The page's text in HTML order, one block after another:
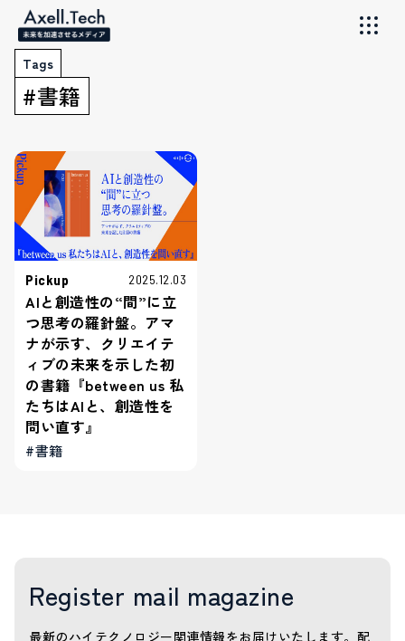
Tags
#書籍
Pickup 2025.12.03
AIと創造性の“間”に立
つ思考の羅針盤。アマ
ナが示す、クリエイテ
ィブの未来を示した初
の書籍『between us 私
たちはAIと、創造性を
問い直す』
#書籍
Register mail magazine
最新のハイテクノロジー関連情報をお届けいたします。 配